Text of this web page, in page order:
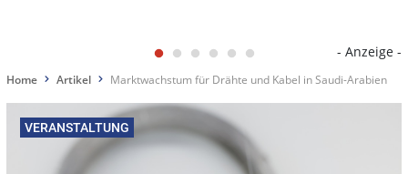
- Anzeige -
Home Artikel Marktwachstum für Drähte und Kabel in Saudi-Arabien
VERANSTALTUNG